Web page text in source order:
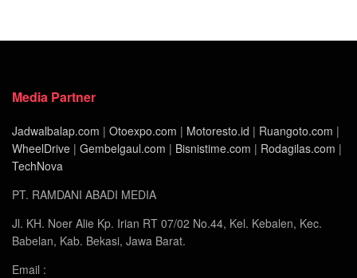
Media Partner
Jadwalbalap.com | Otoexpo.com | Motoresto.id | Ruangoto.com |
WheelDrive | Gembelgaul.com | Bisnistime.com | Rodagilas.com |
TechNova
PT. RAMDANI ABADI MEDIA
Jl. KH. Noer Alie Kp. Irian RT 07/02 No.44, Kel. Kebalen, Kec.
Babelan, Kab. Bekasi, Jawa Barat.
Email :